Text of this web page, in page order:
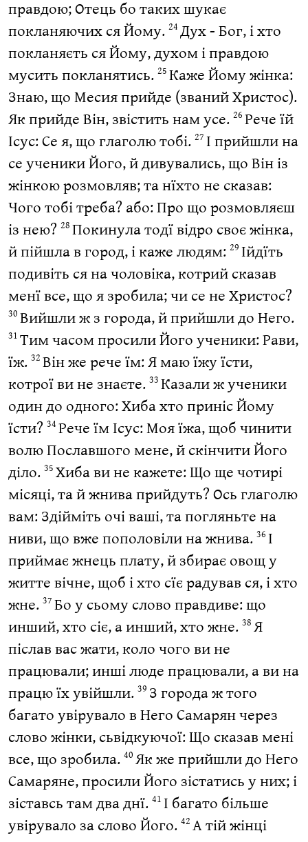
правдою; Отець бо таких шукає
покланяючих ся Йому. 24 Дух - Бог, і хто
покланяєть ся Йому, духом і правдою
мусить покланятись. 25 Каже Йому жінка:
Знаю, що Месия прийде (званий Христос).
Як прийде Він, звістить нам усе. 26 Рече їй
Ісус: Се я, що глаголю тобі. 27 І прийшли на
се ученики Його, й дивувались, що Він із
жінкою розмовляв; та нїхто не сказав:
Чого тобі треба? або: Про що розмовляєш
із нею? 28 Покинула тодї відро своє жінка,
й пійшла в город, і каже людям: 29 Ійдїть
подивіть ся на чоловіка, котрий сказав
менї все, що я зробила; чи се не Христос?
30 Вийшли ж з города, й прийшли до Него.
31 Тим часом просили Його ученики: Рави,
їж. 32 Він же рече їм: Я маю їжу їсти,
котрої ви не знаєте. 33 Казали ж ученики
один до одного: Хиба хто приніс Йому
їсти? 34 Рече їм Ісус: Моя їжа, щоб чинити
волю Пославшого мене, й скінчити Його
діло. 35 Хиба ви не кажете: Що ще чотирі
місяці, та й жнива прийдуть? Ось глаголю
вам: Здійміть очі ваші, та погляньте на
ниви, що вже пополовіли на жнива. 36 І
приймає жнець плату, й збирає овощ у
житте вічне, щоб і хто сїє радував ся, і хто
жне. 37 Бо у сьому слово правдиве: що
инший, хто сіє, а инший, хто жне. 38 Я
післав вас жати, коло чого ви не
працювали; инші люде працювали, а ви на
працю їх увійшли. 39 З города ж того
багато увірувало в Него Самарян через
слово жінки, сьвідкуючої: Що сказав мені
все, що зробила. 40 Як же прийшли до Него
Самаряне, просили Його зістатись у них; і
зіставсь там два днї. 41 І багато більше
увірувало за слово Його. 42 А тій жінці